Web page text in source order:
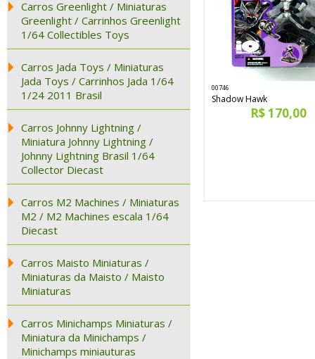
Carros Greenlight / Miniaturas
Greenlight / Carrinhos Greenlight
1/64 Collectibles Toys
Carros Jada Toys / Miniaturas
Jada Toys / Carrinhos Jada 1/64
1/24 2011 Brasil
Carros Johnny Lightning /
Miniatura Johnny Lightning /
Johnny Lightning Brasil 1/64
Collector Diecast
Carros M2 Machines / Miniaturas
M2 / M2 Machines escala 1/64
Diecast
Carros Maisto Miniaturas /
Miniaturas da Maisto / Maisto
Miniaturas
Carros Minichamps Miniaturas /
Miniatura da Minichamps /
Minichamps miniauturas
00746
Shadow Hawk
R$ 170,00